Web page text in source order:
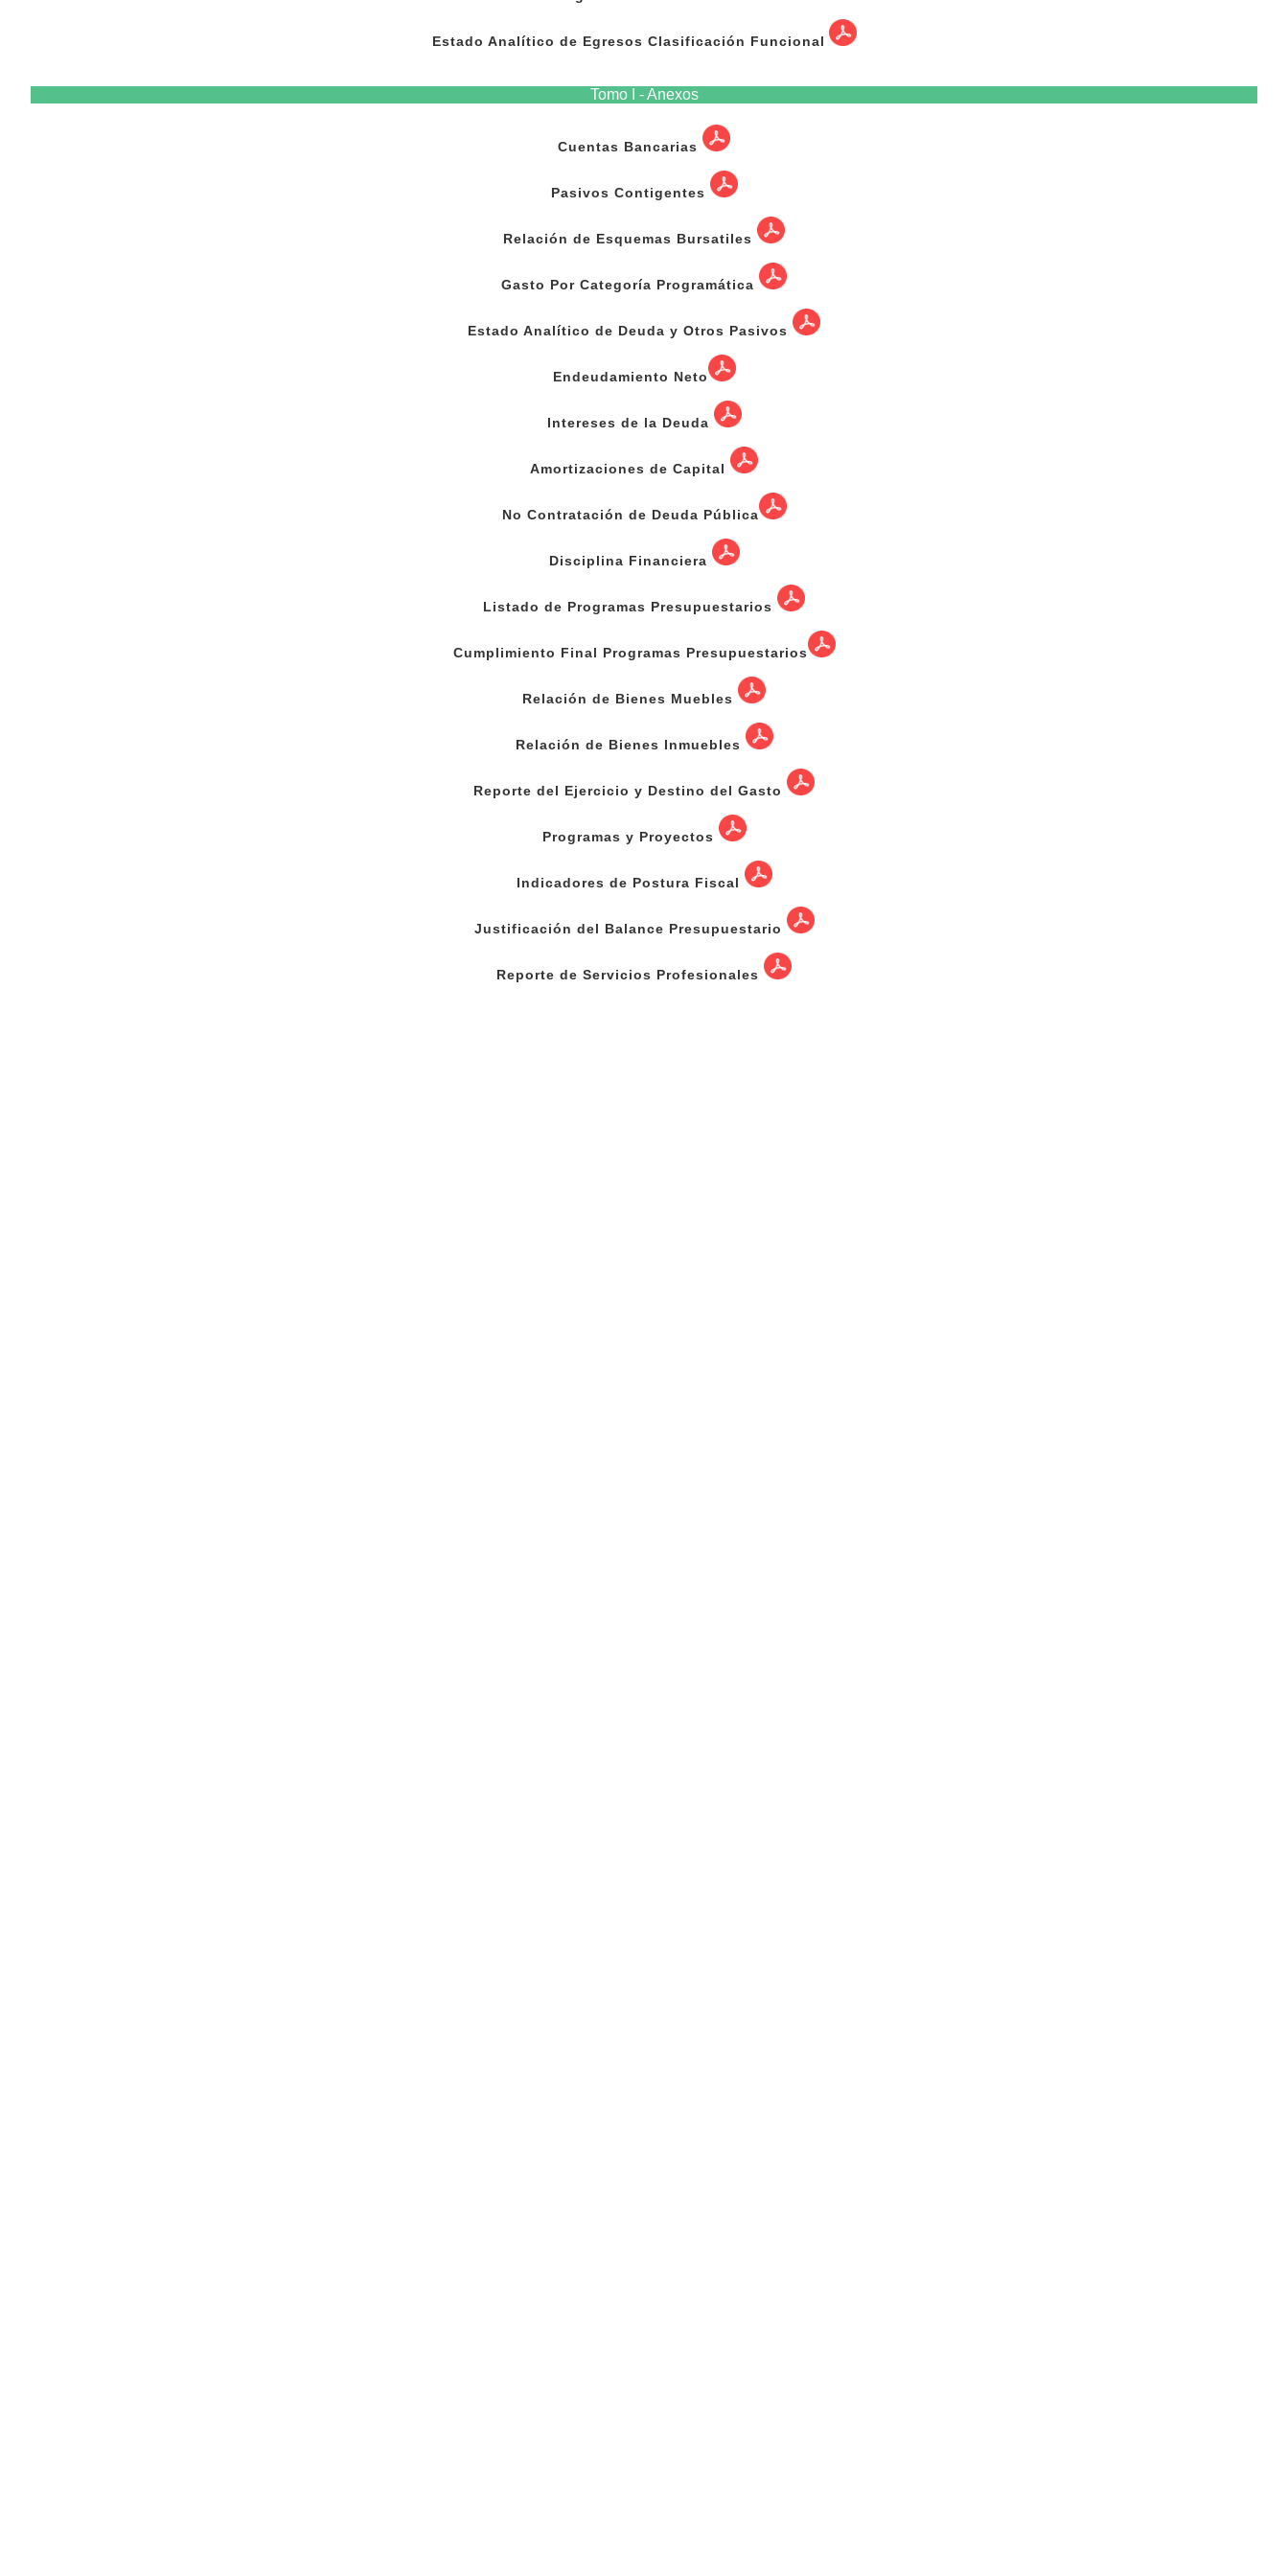
Estado Analítico de Egresos Clasificación Funcional
Tomo I - Anexos
Cuentas Bancarias
Pasivos Contigentes
Relación de Esquemas Bursatiles
Gasto Por Categoría Programática
Estado Analítico de Deuda y Otros Pasivos
Endeudamiento Neto
Intereses de la Deuda
Amortizaciones de Capital
No Contratación de Deuda Pública
Disciplina Financiera
Listado de Programas Presupuestarios
Cumplimiento Final Programas Presupuestarios
Relación de Bienes Muebles
Relación de Bienes Inmuebles
Reporte del Ejercicio y Destino del Gasto
Programas y Proyectos
Indicadores de Postura Fiscal
Justificación del Balance Presupuestario
Reporte de Servicios Profesionales